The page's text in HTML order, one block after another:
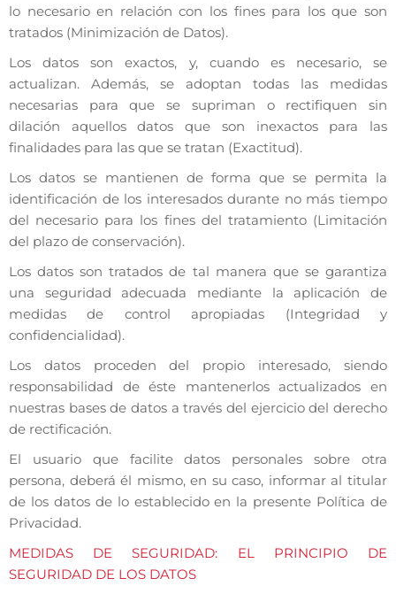
lo necesario en relación con los fines para los que son
tratados (Minimización de Datos).
Los datos son exactos, y, cuando es necesario, se
actualizan. Además, se adoptan todas las medidas
necesarias para que se supriman o rectifiquen sin
dilación aquellos datos que son inexactos para las
finalidades para las que se tratan (Exactitud).
Los datos se mantienen de forma que se permita la
identificación de los interesados durante no más tiempo
del necesario para los fines del tratamiento (Limitación
del plazo de conservación).
Los datos son tratados de tal manera que se garantiza
una seguridad adecuada mediante la aplicación de
medidas de control apropiadas (Integridad y
confidencialidad).
Los datos proceden del propio interesado, siendo
responsabilidad de éste mantenerlos actualizados en
nuestras bases de datos a través del ejercicio del derecho
de rectificación.
El usuario que facilite datos personales sobre otra
persona, deberá él mismo, en su caso, informar al titular
de los datos de lo establecido en la presente Política de
Privacidad.
MEDIDAS DE SEGURIDAD: EL PRINCIPIO DE
SEGURIDAD DE LOS DATOS